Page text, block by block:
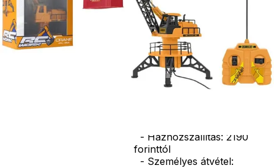
működéséhez
(nem tartozék).
Mérete:
cm
Ár
16990Ft
Nincs raktáron
- Házhozszállítás: 2190
forinttól
- Személyes átvétel: